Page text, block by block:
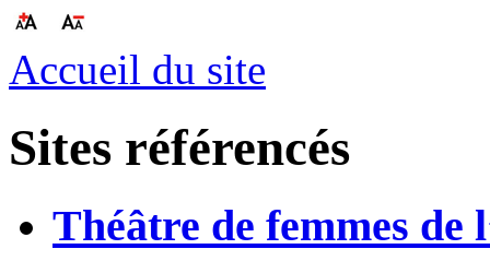
Accueil du site
Sites référencés
Théâtre de femmes de